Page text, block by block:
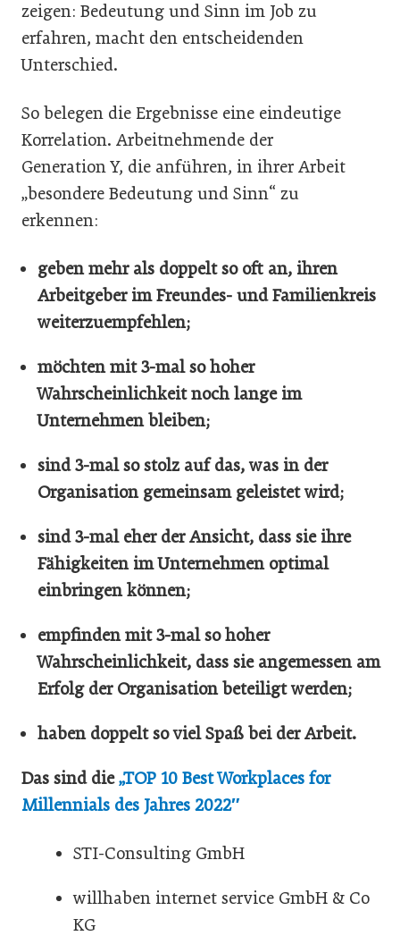
zeigen: Bedeutung und Sinn im Job zu
erfahren, macht den entscheidenden
Unterschied.
So belegen die Ergebnisse eine eindeutige
Korrelation. Arbeitnehmende der
Generation Y, die anführen, in ihrer Arbeit
„besondere Bedeutung und Sinn“ zu
erkennen:
geben mehr als doppelt so oft an, ihren
Arbeitgeber im Freundes- und Familienkreis
weiterzuempfehlen;
möchten mit 3-mal so hoher
Wahrscheinlichkeit noch lange im
Unternehmen bleiben;
sind 3-mal so stolz auf das, was in der
Organisation gemeinsam geleistet wird;
sind 3-mal eher der Ansicht, dass sie ihre
Fähigkeiten im Unternehmen optimal
einbringen können;
empfinden mit 3-mal so hoher
Wahrscheinlichkeit, dass sie angemessen am
Erfolg der Organisation beteiligt werden;
haben doppelt so viel Spaß bei der Arbeit.
Das sind die„TOP 10 Best Workplaces for
Millennials des Jahres 2022″
STI-Consulting GmbH
willhaben internet service GmbH & Co
KG